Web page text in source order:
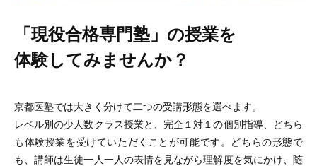
「現役合格専門塾」の授業を
体験してみませんか？
京都医塾では大きく分けて二つの受講形態を選べます。
レベル別の少人数クラス授業と、完全１対１の個別指導、どちら
も体験授業を受けていただくことが可能です。どちらの形態で
も、講師は生徒一人一人の表情を見ながら理解度を気にかけ、随